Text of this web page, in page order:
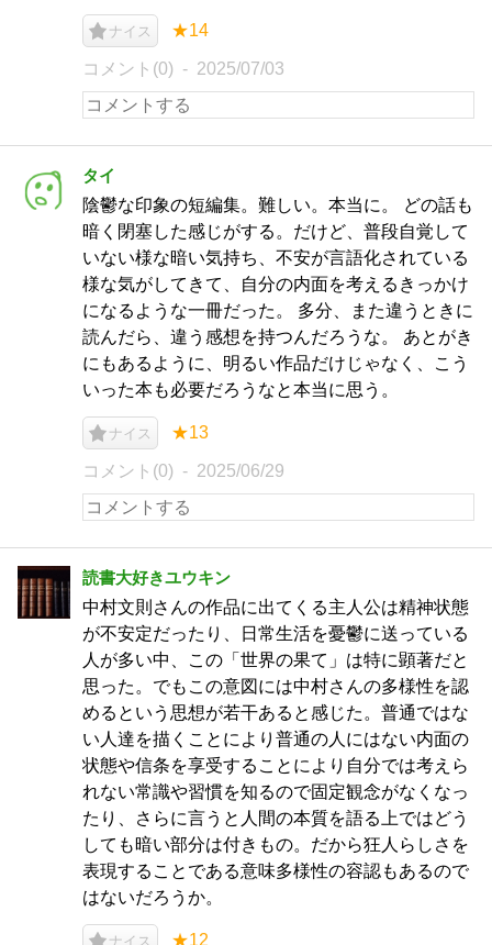
ナイス ★14
コメント(0) 2025/07/03
タイ
陰鬱な印象の短編集。難しい。本当に。 どの話も
暗く閉塞した感じがする。だけど、普段自覚して
いない様な暗い気持ち、不安が言語化されている
様な気がしてきて、自分の内面を考えるきっかけ
になるような一冊だった。 多分、また違うときに
読んだら、違う感想を持つんだろうな。 あとがき
にもあるように、明るい作品だけじゃなく、こう
いった本も必要だろうなと本当に思う。
ナイス ★13
コメント(0) 2025/06/29
読書大好きユウキン
中村文則さんの作品に出てくる主人公は精神状態
が不安定だったり、日常生活を憂鬱に送っている
人が多い中、この「世界の果て」は特に顕著だと
思った。でもこの意図には中村さんの多様性を認
めるという思想が若干あると感じた。普通ではな
い人達を描くことにより普通の人にはない内面の
状態や信条を享受することにより自分では考えら
れない常識や習慣を知るので固定観念がなくなっ
たり、さらに言うと人間の本質を語る上ではどう
しても暗い部分は付きもの。だから狂人らしさを
表現することである意味多様性の容認もあるので
はないだろうか。
ナイス ★12